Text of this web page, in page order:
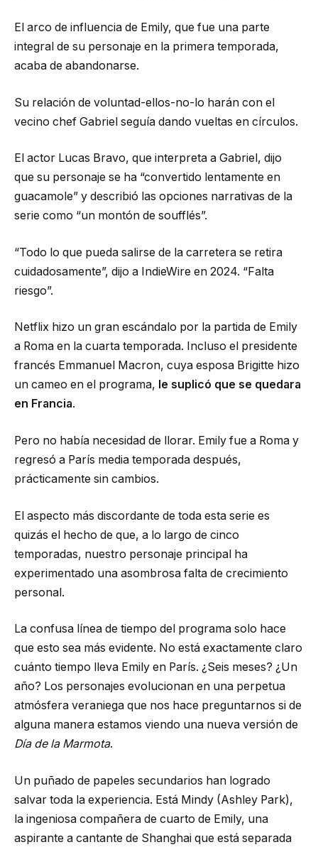
El arco de influencia de Emily, que fue una parte
integral de su personaje en la primera temporada,
acaba de abandonarse.
Su relación de voluntad-ellos-no-lo harán con el
vecino chef Gabriel seguía dando vueltas en círculos.
El actor Lucas Bravo, que interpreta a Gabriel, dijo
que su personaje se ha “convertido lentamente en
guacamole” y describió las opciones narrativas de la
serie como “un montón de soufflés”.
“Todo lo que pueda salirse de la carretera se retira
cuidadosamente”, dijo a IndieWire en 2024. “Falta
riesgo”.
Netflix hizo un gran escándalo por la partida de Emily
a Roma en la cuarta temporada. Incluso el presidente
francés Emmanuel Macron, cuya esposa Brigitte hizo
un cameo en el programa, le suplicó que se quedara
en Francia.
Pero no había necesidad de llorar. Emily fue a Roma y
regresó a París media temporada después,
prácticamente sin cambios.
El aspecto más discordante de toda esta serie es
quizás el hecho de que, a lo largo de cinco
temporadas, nuestro personaje principal ha
experimentado una asombrosa falta de crecimiento
personal.
La confusa línea de tiempo del programa solo hace
que esto sea más evidente. No está exactamente claro
cuánto tiempo lleva Emily en París. ¿Seis meses? ¿Un
año? Los personajes evolucionan en una perpetua
atmósfera veraniega que nos hace preguntarnos si de
alguna manera estamos viendo una nueva versión de
Día de la Marmota.
Un puñado de papeles secundarios han logrado
salvar toda la experiencia. Está Mindy (Ashley Park),
la ingeniosa compañera de cuarto de Emily, una
aspirante a cantante de Shanghai que está separada